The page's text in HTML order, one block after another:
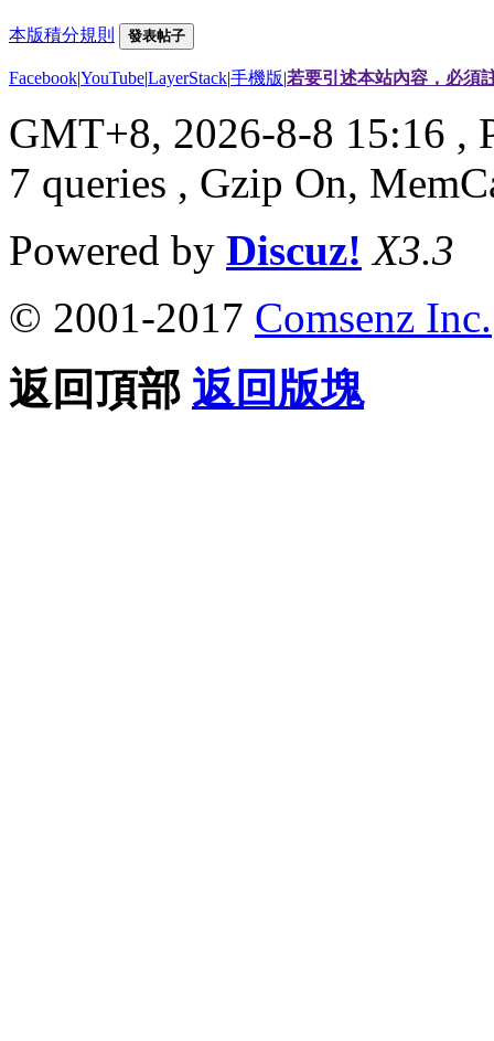
本版積分規則 發表帖子
Facebook|YouTube|LayerStack|手機版|若要引述本站內容，必須
GMT+8, 2026-8-8 15:16 ,
7 queries , Gzip On,
Powered by Discuz! X3.3
© 2001-2017 Comsenz Inc.
返回頂部 返回版塊